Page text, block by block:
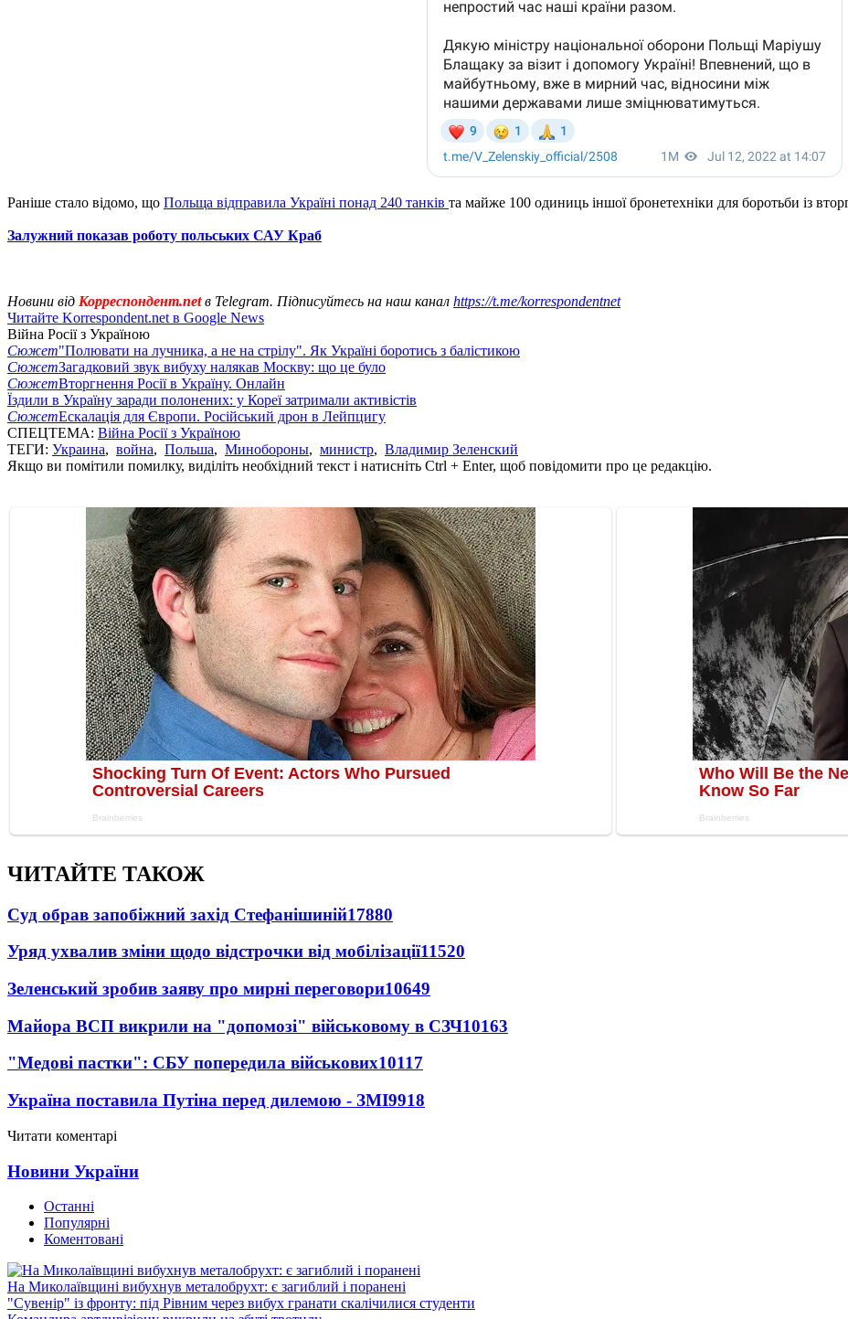
Раніше стало відомо, що Польща відправила Україні понад 240 танків та майже 100 одиниць іншої бронетехніки для боротьби із
Залужний показав роботу польських САУ Краб
Новини від Корреспондент.netв Telegram. Підписуйтесь на наш канал https://t.me/korrespondentnet
Читайте Korrespondent.net в Google News
Війна Росії з Україною
Сюжет"Полювати на лучника, а не на стрілу". Як Україні боротись з балістикою
СюжетЗагадковий звук вибуху налякав Москву: що це було
СюжетВторгнення Росії в Україну. Онлайн
Їздили в Україну заради полонених: у Кореї затримали активістів
СюжетЕскалація для Європи. Російський дрон в Лейпцигу
СПЕЦТЕМА: Війна Росії з Україною
ТЕГИ: Украина, война, Польша, Минобороны, министр, Владимир Зеленский
Якщо ви помітили помилку, виділіть необхідний текст і натисніть Ctrl + Enter, щоб повідомити про це редакцію.
ЧИТАЙТЕ ТАКОЖ
Суд обрав запобіжний захід Стефанішиній17880
Уряд ухвалив зміни щодо відстрочки від мобілізації11520
Зеленський зробив заяву про мирні переговори10649
Майора ВСП викрили на "допомозі" військовому в СЗЧ10163
"Медові пастки": СБУ попередила військових10117
Україна поставила Путіна перед дилемою - ЗМІ9918
Читати коментарі
Новини України
Останні
Популярні
Коментовані
На Миколаївщині вибухнув металобрухт: є загиблий і поранені
"Сувенір" із фронту: під Рівним через вибух гранати скалічилися студенти